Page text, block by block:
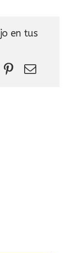
en tus
PinterestCorreo